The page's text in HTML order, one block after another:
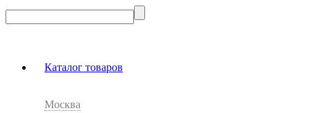
Каталог товаров
Москва